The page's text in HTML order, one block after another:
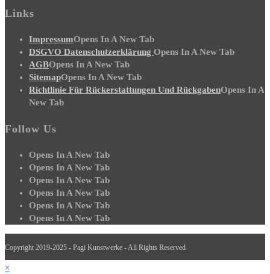
Links
ImpressumOpens In A New Tab
DSGVO Datenschutzerklärung Opens In A New Tab
AGBOpens In A New Tab
SitemapOpens In A New Tab
Richtlinie Für Rückerstattungen Und RückgabenOpens In A
New Tab
Follow Us
Opens In A New Tab
Opens In A New Tab
Opens In A New Tab
Opens In A New Tab
Opens In A New Tab
Opens In A New Tab
Copyright 2019-2025 - Pagi Kunstwerke - All Rights Reserved
×